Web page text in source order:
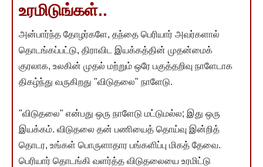
உரமிடுங்கள்..
அன்பார்ந்த தோழர்களே, தந்தை பெரியார் அவர்களால்
தொடங்கப்பட்டு, திராவிட இயக்கத்தின் முதன்மைக்
குரலாக, உலகின் முதல் மற்றும் ஒரே பகுத்தறிவு நாளேடாக
திகழ்ந்து வருகிறது "விடுதலை" நாளேடு.
"விடுதலை" என்பது ஒரு நாளேடு மட்டுமல்ல; இது ஒரு
இயக்கம். விடுதலை தன் பணியைத் தொய்வு இன்றித்
தொடர, உங்கள் பொருளாதார பங்களிப்பு மிகத் தேவை.
பெரியார் தொடங்கி வளர்த்த விடுதலையை உரமிட்டு